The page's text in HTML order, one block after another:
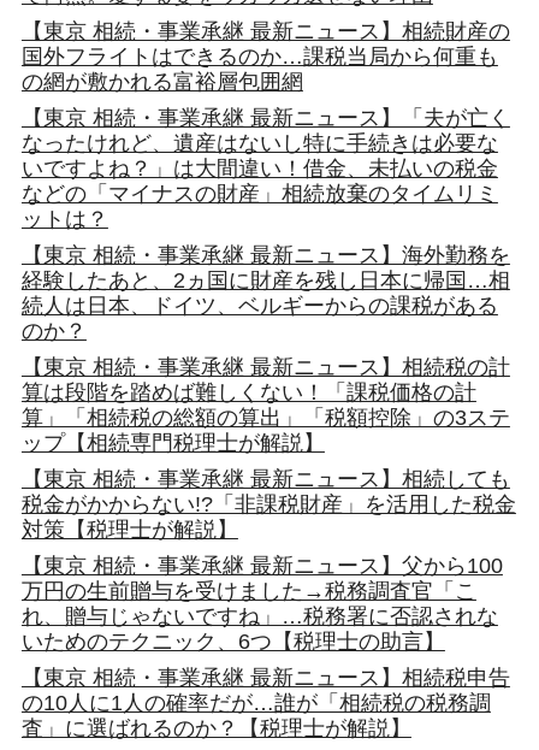
【東京 相続・事業承継 最新ニュース】相続財産の
国外フライトはできるのか…課税当局から何重も
の網が敷かれる富裕層包囲網
【東京 相続・事業承継 最新ニュース】「夫が亡く
なったけれど、遺産はないし特に手続きは必要な
いですよね？」は大間違い！借金、未払いの税金
などの「マイナスの財産」相続放棄のタイムリミ
ットは？
【東京 相続・事業承継 最新ニュース】海外勤務を
経験したあと、2ヵ国に財産を残し日本に帰国…相
続人は日本、ドイツ、ベルギーからの課税がある
のか？
【東京 相続・事業承継 最新ニュース】相続税の計
算は段階を踏めば難しくない！「課税価格の計
算」「相続税の総額の算出」「税額控除」の3ステ
ップ【相続専門税理士が解説】
【東京 相続・事業承継 最新ニュース】相続しても
税金がかからない!?「非課税財産」を活用した税金
対策【税理士が解説】
【東京 相続・事業承継 最新ニュース】父から100
万円の生前贈与を受けました→税務調査官「こ
れ、贈与じゃないですね」…税務署に否認されな
いためのテクニック、6つ【税理士の助言】
【東京 相続・事業承継 最新ニュース】相続税申告
の10人に1人の確率だが…誰が「相続税の税務調
査」に選ばれるのか？【税理士が解説】